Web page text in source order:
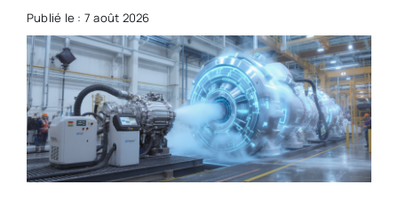
Publié le : 7 août 2026